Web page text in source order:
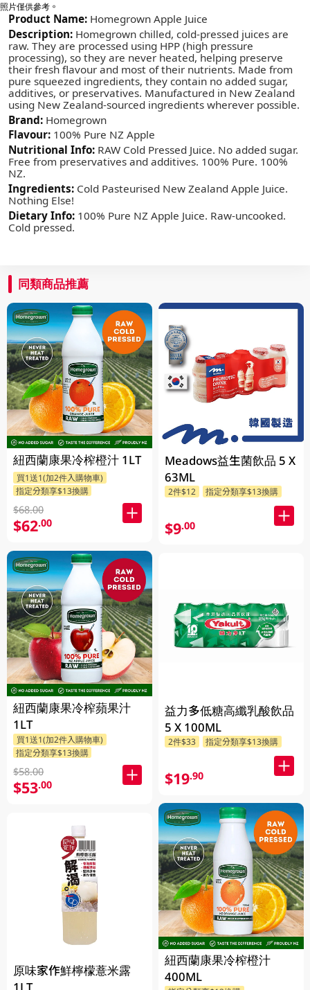
照片僅供參考。
Product Name: Homegrown Apple Juice
Description: Homegrown chilled, cold-pressed juices are
raw. They are processed using HPP (high pressure
processing), so they are never heated, helping preserve
their fresh flavour and most of their nutrients. Made from
pure squeezed ingredients, they contain no added sugar,
additives, or preservatives. Manufactured in New Zealand
using New Zealand-sourced ingredients wherever possible.
Brand: Homegrown
Flavour: 100% Pure NZ Apple
Nutritional Info: RAW Cold Pressed Juice. No added sugar.
Free from preservatives and additives. 100% Pure. 100%
NZ.
Ingredients: Cold Pasteurised New Zealand Apple Juice.
Nothing Else!
Dietary Info: 100% Pure NZ Apple Juice. Raw-uncooked.
Cold pressed.
同類商品推薦
紐西蘭康果冷榨橙汁 1LT
買1送1(加2件入購物車)
指定分類享$13換購
$68.00
$62.00
紐西蘭康果冷榨蘋果汁
1LT
買1送1(加2件入購物車)
指定分類享$13換購
$58.00
$53.00
原味家作鮮檸檬薏米露
1LT
Meadows益生菌飲品 5 X
63ML
2件$12 指定分類享$13換購
$9.00
益力多低糖高纖乳酸飲品
5 X 100ML
2件$33 指定分類享$13換購
$19.90
紐西蘭康果冷榨橙汁
400ML